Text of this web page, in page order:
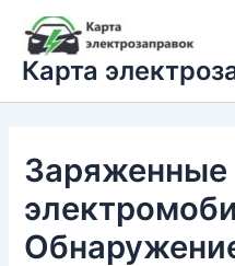
Перейти
содержимому
Карта
Заряженные